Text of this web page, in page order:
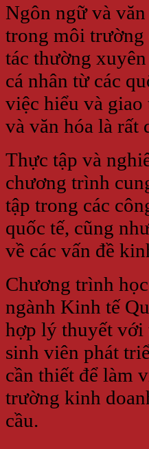
Ngôn ngữ và
trong môi trường
tác thường
cá nhân từ các
việc hiểu và
và văn hóa là rất
Thực tập và
chương trình
tập trong các
quốc tế, cũng
về các vấn đề
Chương trình
ngành Kinh tế
hợp lý thuyết với
sinh viên phát
cần thiết để làm
trường kinh
cầu.